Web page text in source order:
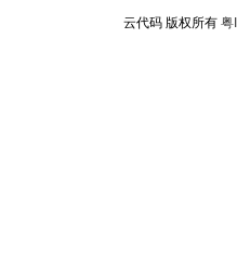
云代码 版权所有 粤